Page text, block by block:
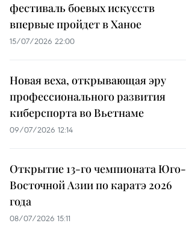
фестиваль боевых искусств
впервые пройдет в Ханое
15/07/2026 22:00
Новая веха, открывающая эру
профессионального развития
киберспорта во Вьетнаме
09/07/2026 12:14
Открытие 13-го чемпионата Юго-
Восточной Азии по каратэ 2026
года
08/07/2026 15:11